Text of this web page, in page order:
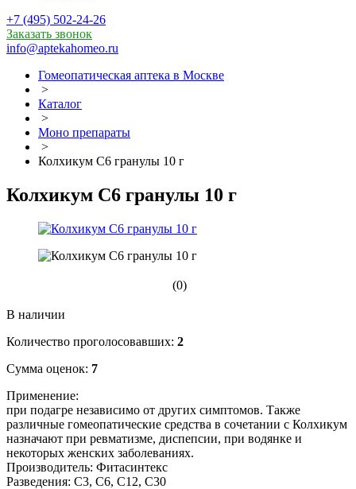
+7 (495) 502-24-26
Заказать звонок
info@aptekahomeo.ru
Гомеопатическая аптека в Москве
>
Каталог
>
Моно препараты
>
Колхикум С6 гранулы 10 г
Колхикум С6 гранулы 10 г
(0)
В наличии
Количество проголосовавших: 2
Сумма оценок: 7
Применение:
при подагре независимо от других симптомов. Также
различные гомеопатические средства в сочетании с Колхикум
назначают при ревматизме, диспепсии, при водянке и
некоторых женских заболеваниях.
Производитель: Фитасинтекс
Разведения: С3, С6, С12, С30